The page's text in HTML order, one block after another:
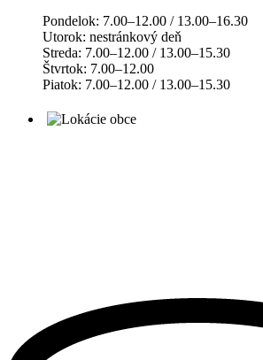
Pondelok: 7.00–12.00 / 13.00–16.30
Utorok: nestránkový deň
Streda: 7.00–12.00 / 13.00–15.30
Štvrtok: 7.00–12.00
Piatok: 7.00–12.00 / 13.00–15.30